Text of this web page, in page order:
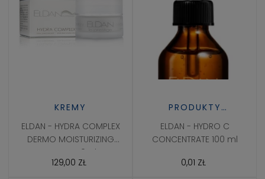
KREMY
ELDAN - HYDRA COMPLEX
DERMO MOISTURIZING
CREAM 50ml
129,00 ZŁ
PRODUKTY
PROFESJONALNE
ELDAN - HYDRO C
CONCENTRATE 100 ml
0,01 ZŁ